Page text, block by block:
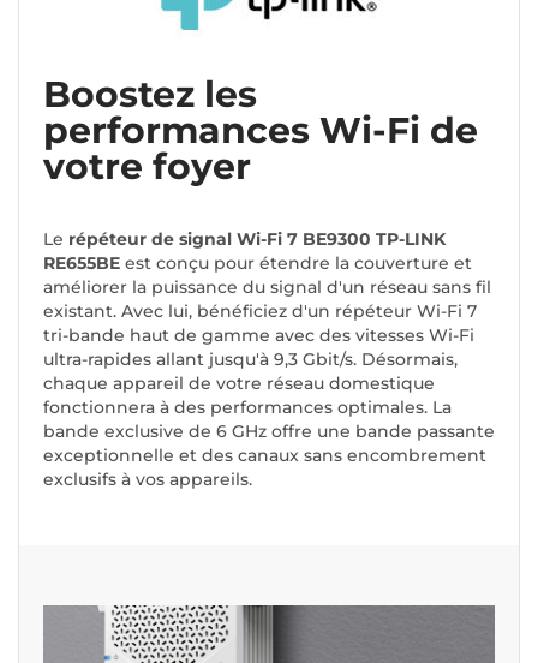
Boostez les
performances Wi-Fi de
votre foyer
Le répéteur de signal Wi-Fi 7 BE9300 TP-LINK
RE655BE est conçu pour étendre la couverture et
améliorer la puissance du signal d'un réseau sans fil
existant. Avec lui, bénéficiez d'un répéteur Wi-Fi 7
tri-bande haut de gamme avec des vitesses Wi-Fi
ultra-rapides allant jusqu'à 9,3 Gbit/s. Désormais,
chaque appareil de votre réseau domestique
fonctionnera à des performances optimales. La
bande exclusive de 6 GHz offre une bande passante
exceptionnelle et des canaux sans encombrement
exclusifs à vos appareils.